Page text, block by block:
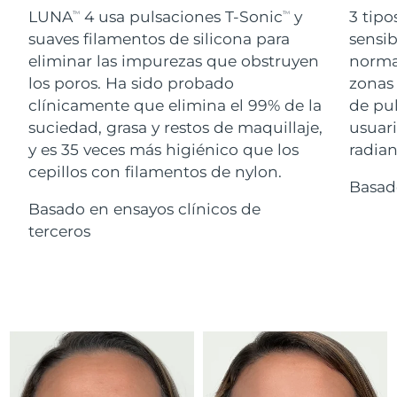
LUNATM 4 usa pulsaciones T-SonicTM
y
suaves filamentos de silicona para
eliminar las impurezas que obstruyen
los poros. Ha sido probado
clínicamente que elimina el 99% de la
suciedad, grasa y restos de maquillaje,
y es 35 veces más higiénico que los
cepillos con filamentos de nylon.
Basado en ensayos clínicos de
terceros
3
de
For healthy hair
18% PAP
Cosméticos Hombres
Comprar todo
FOREO APP
Israel Entrega prevista 8/16/26
Italia Entrega prevista 8/12/26
Japón Entrega prevista 8/15/26
Jersey Entrega prevista 8/17/26
8/14/26
Kuwait
Lituania Entrega prevista8/12/26